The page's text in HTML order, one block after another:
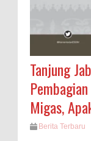
Tanjung
Migas,
Berita Terbaru